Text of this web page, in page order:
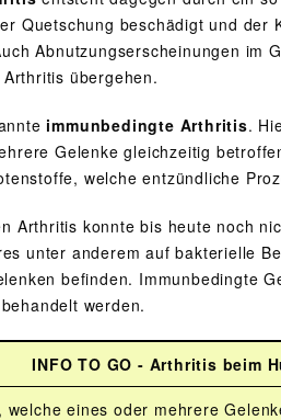
Quetschung beschädigt und der
Abnutzungserscheinungen im
übergehen.
immunbedingte Arthritis.
Gelenke gleichzeitig
welche entzündliche
Arthritis konnte bis heute noch
unter anderem auf bakterielle
befinden. Immunbedingte
werden.
INFO TO GO - Arthritis beim
eines oder mehrere